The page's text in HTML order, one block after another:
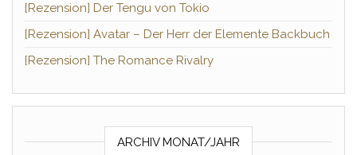
[Rezension] Der Tengu von Tokio
[Rezension] Avatar – Der Herr der Elemente Backbuch
[Rezension] The Romance Rivalry
ARCHIV MONAT/JAHR